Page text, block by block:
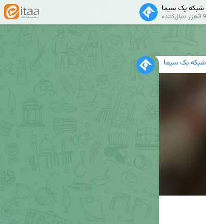
شبکه یک سیما ✔
3.9هزار دنبال‌کننده
شبکه یک سیما